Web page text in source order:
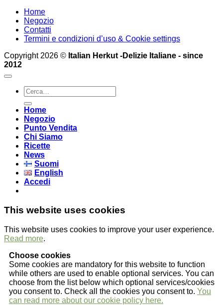
Home
Negozio
Contatti
Termini e condizioni d’uso & Cookie settings
Copyright 2026 © Italian Herkut -Delizie Italiane - since
2012
Cerca:
Home
Negozio
Punto Vendita
Chi Siamo
Ricette
News
Suomi
English
Accedi
This website uses cookies
This website uses cookies to improve your user experience.
Read more.
Choose cookies
Some cookies are mandatory for this website to function
while others are used to enable optional services. You can
choose from the list below which optional services/cookies
you consent to. Check all the cookies you consent to. You
can read more about our cookie policy here.